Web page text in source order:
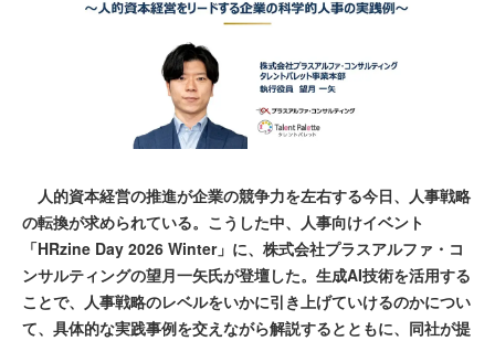
人的資本経営の推進が企業の競争力を左右する今日、人事戦略
の転換が求められている。こうした中、人事向けイベント
「HRzine Day 2026 Winter」に、株式会社プラスアルファ・コ
ンサルティングの望月一矢氏が登壇した。生成AI技術を活用する
ことで、人事戦略のレベルをいかに引き上げていけるのかについ
て、具体的な実践事例を交えながら解説するとともに、同社が提